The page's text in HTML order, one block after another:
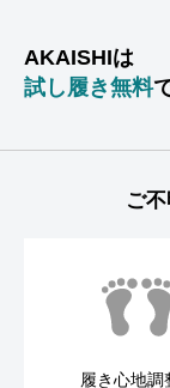
AKAISHIは
試し履き無料
ご
履き心地調